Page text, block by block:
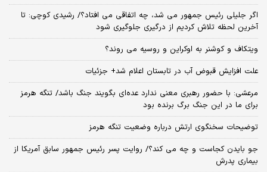
اگر جلیلی رئیس جمهور می شد، چه اتفاقی می افتاد؟/ رشیدی کوچی: تا
آخرین لحظه تلاش کردیم از درگیری جلوگیری شود
ویتکاف و کوشنر به اوکراین و روسیه می روند؟
علت افزایش قبوض آب در تابستان اعلام شد+ جزئیات
مرعشی: با حضور رهبری معنی ندارد عده‌ای بگویند جنگ باشد/ تنگه هرمز
برای ما در این جنگ برگ برنده بود
توضیحات سخنگوی ارتش درباره وضعیت تنگه هرمز
جو بایدن کجاست و چه می کند؟/ روایت پسر رئیس جمهور سابق آمریکا از
بیماری پدرش